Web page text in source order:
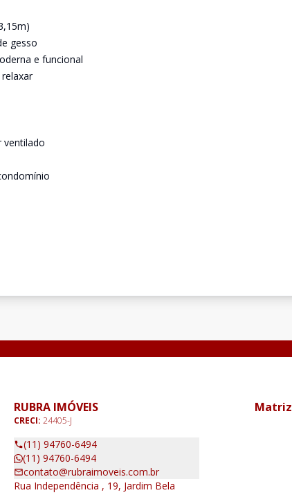
gesso
e funcional
ventilado
RUBRA IMÓVEIS
CRECI: 24405-J
(11) 94760-6494
(11) 94760-6494
contato@rubraimoveis.com.br
Rua Independência , 19, Jardim Bela
Matriz